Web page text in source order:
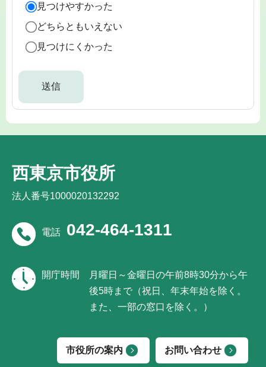
見つけやすかった
どちらともいえない
見つけにくかった
西東京市役所
法人番号1000020132292
電話 042-464-1311
開庁時間
月曜日～金曜日の午前8時30分から午
後5時まで（祝日、年末年始を除く。
また、一部の窓口を除く。）
市役所の案内 お問い合わせ